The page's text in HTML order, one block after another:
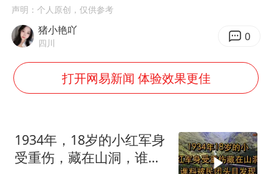
王艺迪无缘横滨赛决赛
泰国：高度重视中国游客旅游体验
于东来直播和胖东来核心团队开会
上海大部迎大暴雨
蒯曼挺进WTT横滨冠军赛女单四强
构建更高水平的全民健身公共服务体系
声明：个人原创，仅供参考
猪小艳吖
四川 0
打开网易新闻 体验效果更佳
1934年，18岁的小红军身
受重伤，藏在山洞，谁料